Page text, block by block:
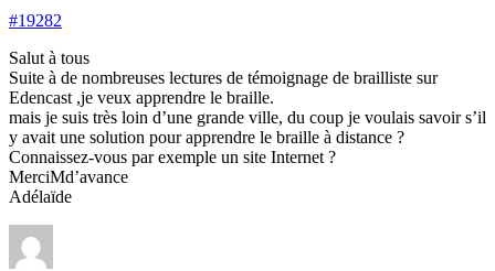
#19282
Salut à tous
Suite à de nombreuses lectures de témoignage de brailliste sur
Edencast ,je veux apprendre le braille.
mais je suis très loin d’une grande ville, du coup je voulais savoir s’il
y avait une solution pour apprendre le braille à distance ?
Connaissez-vous par exemple un site Internet ?
MerciMd’avance
Adélaïde